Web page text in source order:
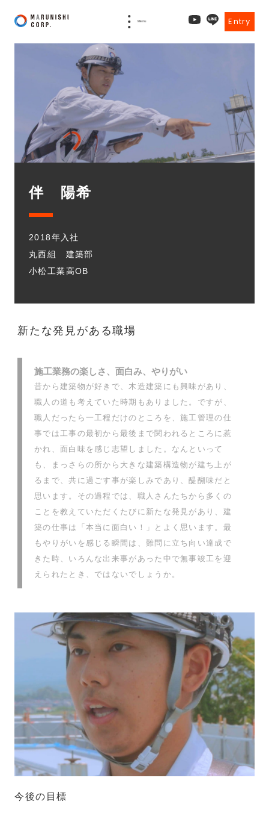
Menu Entry
伴 陽希
2018年入社
丸西組 建築部
小松工業高OB
新たな発見がある職場
施工業務の楽しさ、面白み、やりがい
昔から建築物が好きで、木造建築にも興味があり、
職人の道も考えていた時期もありました。ですが、
職人だったら一工程だけのところを、施工管理の仕
事では工事の最初から最後まで関われるところに惹
かれ、面白味を感じ志望しました。なんといって
も、まっさらの所から大きな建築構造物が建ち上が
るまで、共に過ごす事が楽しみであり、醍醐味だと
思います。その過程では、職人さんたちから多くの
ことを教えていただくたびに新たな発見があり、建
築の仕事は「本当に面白い！」とよく思います。最
もやりがいを感じる瞬間は、難問に立ち向い達成で
きた時、いろんな出来事があった中で無事竣工を迎
えられたとき、ではないでしょうか。
今後の目標